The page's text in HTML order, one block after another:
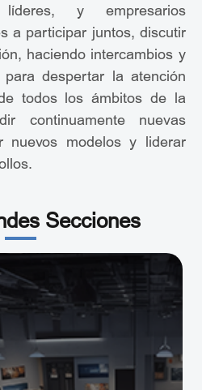
líderes, y empresarios
a participar juntos, discutir
haciendo intercambios y
para despertar la atención
todos los ámbitos de la
continuamente nuevas
nuevos modelos y liderar
Secciones